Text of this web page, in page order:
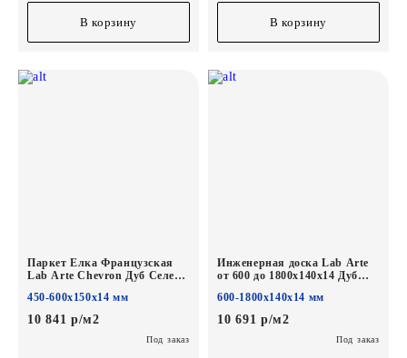
В корзину В корзину
Паркет Елка Французская
Lab Arte Chevron Дуб Селект
600/450х150х14/3/45°
450-600х150х14 мм
10 841 р/м2
Под заказ
Инженерная доска Lab Arte
от 600 до 1800х140х14 Дуб
600-1800х140х14 мм
10 691 р/м2
Под заказ